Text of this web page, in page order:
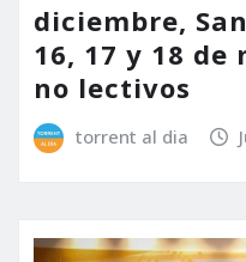
diciembre,
16, 17 y 18 de
no lectivos
torrent al dia